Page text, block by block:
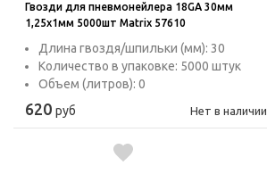
Гвозди для пневмонейлера 18GA 30мм
1,25х1мм 5000шт Matrix 57610
Длина гвоздя/шпильки (мм): 30
Количество в упаковке: 5000 штук
Объем (литров): 0
620 руб Нет в наличии